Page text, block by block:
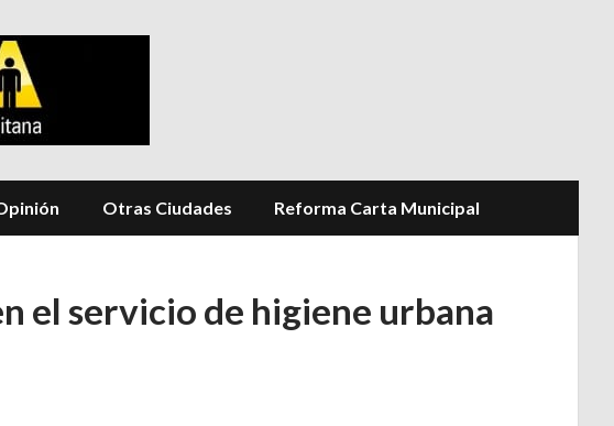
Otras Ciudades Reforma Carta Municipal
el servicio de higiene urbana